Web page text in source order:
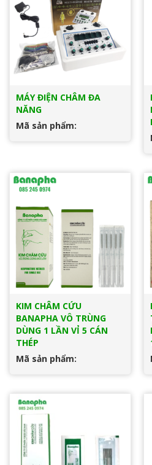
MÁY ĐIỆN CHÂM ĐA
NĂNG
Mã sản phẩm:
KIM CHÂM CỨU
BANAPHA VÔ TRÙNG
DÙNG 1 LẦN VỈ 5 CÁN
THÉP
Mã sản phẩm: